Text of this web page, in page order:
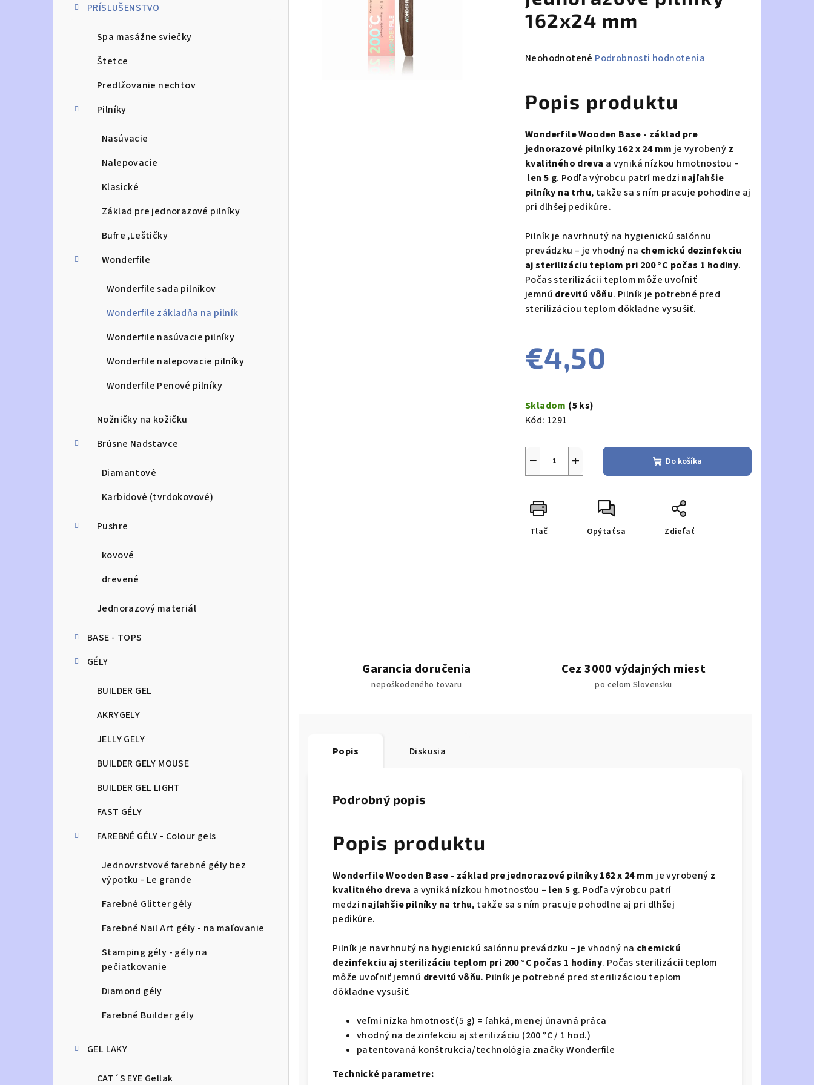
PRÍSLUŠENSTVO
Spa masážne sviečky
Štetce
Predlžovanie nechtov
Pilníky
Nasúvacie
Nalepovacie
Klasické
Základ pre jednorazové pilníky
Bufre ,Leštičky
Wonderfile
Wonderfile sada pilníkov
Wonderfile základňa na pilník
Wonderfile nasúvacie pilníky
Wonderfile nalepovacie pilníky
Wonderfile Penové pilníky
Nožničky na kožičku
Brúsne Nadstavce
Diamantové
Karbidové (tvrdokovové)
Pushre
kovové
drevené
Jednorazový materiál
BASE - TOPS
GÉLY
BUILDER GEL
AKRYGELY
JELLY GELY
BUILDER GELY MOUSE
BUILDER GEL LIGHT
FAST GÉLY
FAREBNÉ GÉLY - Colour gels
Jednovrstvové farebné gély bez
výpotku - Le grande
Farebné Glitter gély
Farebné Nail Art gély - na maľovanie
Stamping gély - gély na
pečiatkovanie
Diamond gély
Farebné Builder gély
GEL LAKY
CAT´S EYE Gellak
162x24 mm
Priemerné
je
z
5
hviezdičiek.
Neohodnotené Podrobnosti hodnotenia
Popis produktu
Wonderfile Wooden Base - základ pre
jednorazové pilníky 162 x 24 mm je vyrobený z
kvalitného dreva a vyniká nízkou hmotnosťou –
len 5 g. Podľa výrobcu patrí medzi najľahšie
pilníky na trhu, takže sa s ním pracuje pohodlne aj
pri dlhšej pedikúre.
Pilník je navrhnutý na hygienickú salónnu
prevádzku – je vhodný na chemickú dezinfekciu
aj sterilizáciu teplom pri 200 °C počas 1 hodiny.
Počas sterilizácii teplom môže uvoľniť
jemnú drevitú vôňu. Pilník je potrebné pred
sterilizáciou teplom dôkladne vysušiť.
€4,50
cena:
Skladom (5 ks)
Kód: 1291
+
− Do košíka
Tlač Opýtať sa Zdieľať
Garancia doručenia
nepoškodeného tovaru
Cez 3000 výdajných miest
po celom Slovensku
Popis Diskusia
Podrobný popis
Popis produktu
Wonderfile Wooden Base - základ pre jednorazové pilníky 162 x 24 mm je vyrobený z
kvalitného dreva a vyniká nízkou hmotnosťou – len 5 g. Podľa výrobcu patrí
medzi najľahšie pilníky na trhu, takže sa s ním pracuje pohodlne aj pri dlhšej
pedikúre.
Pilník je navrhnutý na hygienickú salónnu prevádzku – je vhodný na chemickú
dezinfekciu aj sterilizáciu teplom pri 200 °C počas 1 hodiny. Počas sterilizácii teplom
môže uvoľniť jemnú drevitú vôňu. Pilník je potrebné pred sterilizáciou teplom
dôkladne vysušiť.
veľmi nízka hmotnosť (5 g) = ľahká, menej únavná práca
vhodný na dezinfekciu aj sterilizáciu (200 °C / 1 hod.)
patentovaná konštrukcia/technológia značky Wonderfile
Technické parametre: